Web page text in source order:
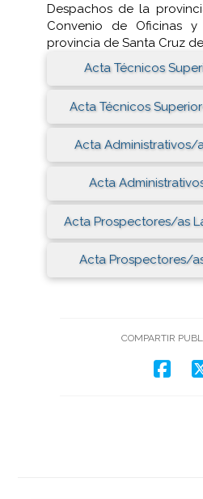
Despachos de la
Convenio de Oficinas
provincia de Santa Cruz de
Acta Técnicos
Acta Técnicos
Acta Administrativos/
Acta
Acta Prospectores/as
Acta Prospectores/
COMPARTIR